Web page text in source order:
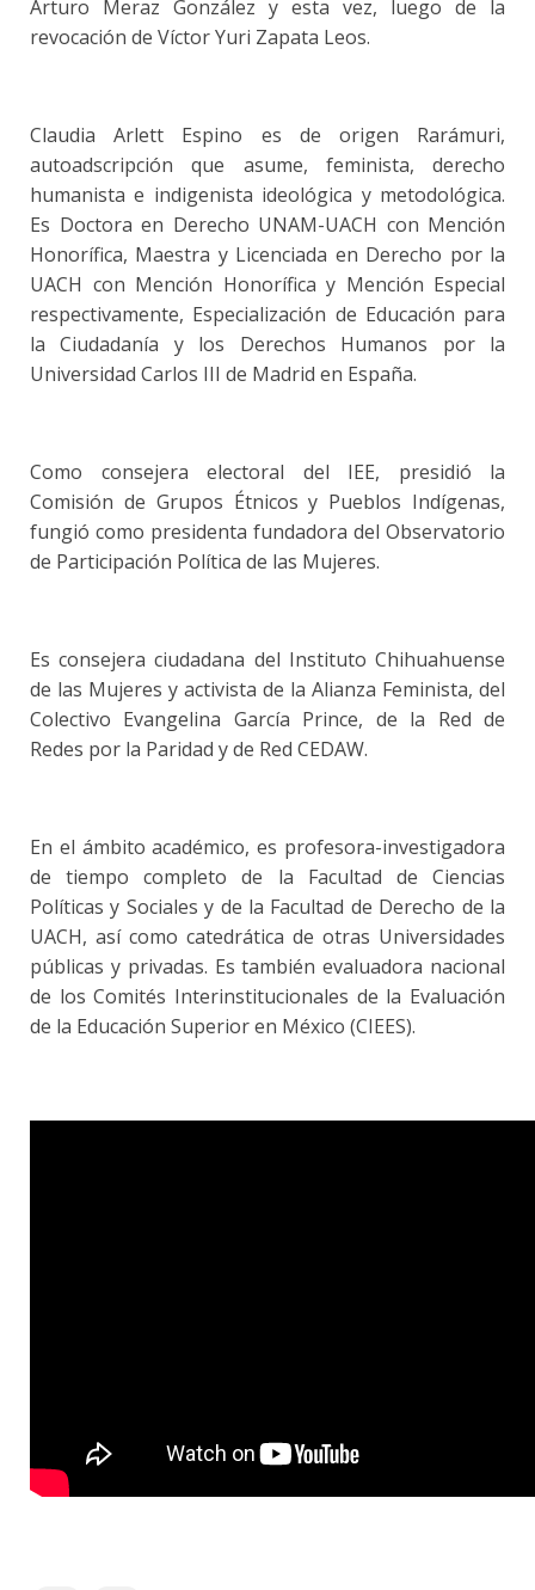
Arturo Meraz González y esta vez, luego de la
revocación de Víctor Yuri Zapata Leos.
Claudia Arlett Espino es de origen Rarámuri,
autoadscripción que asume, feminista, derecho
humanista e indigenista ideológica y metodológica.
Es Doctora en Derecho UNAM-UACH con Mención
Honorífica, Maestra y Licenciada en Derecho por la
UACH con Mención Honorífica y Mención Especial
respectivamente, Especialización de Educación para
la Ciudadanía y los Derechos Humanos por la
Universidad Carlos III de Madrid en España.
Como consejera electoral del IEE, presidió la
Comisión de Grupos Étnicos y Pueblos Indígenas,
fungió como presidenta fundadora del Observatorio
de Participación Política de las Mujeres.
Es consejera ciudadana del Instituto Chihuahuense
de las Mujeres y activista de la Alianza Feminista, del
Colectivo Evangelina García Prince, de la Red de
Redes por la Paridad y de Red CEDAW.
En el ámbito académico, es profesora-investigadora
de tiempo completo de la Facultad de Ciencias
Políticas y Sociales y de la Facultad de Derecho de la
UACH, así como catedrática de otras Universidades
públicas y privadas. Es también evaluadora nacional
de los Comités Interinstitucionales de la Evaluación
de la Educación Superior en México (CIEES).